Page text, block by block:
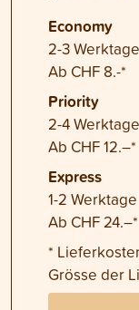
Economy
2-3 Werktage
Ab CHF 8.-*
Priority
2-4 Werktage
Ab CHF 12.–*
Express
1-2 Werktage
Ab CHF 24.–*
*
Grösse der